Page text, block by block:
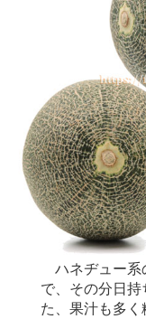
ハネヂュー系
で、その分日持
た、果汁も多く